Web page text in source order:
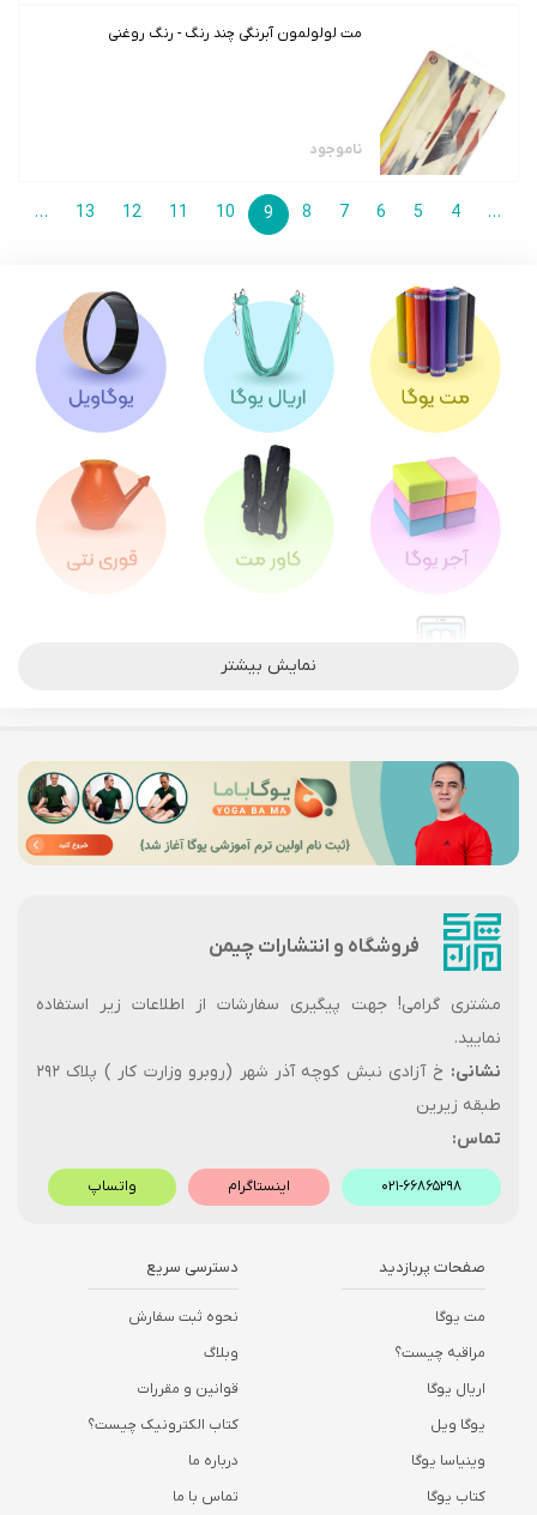
مت لولولمون آبرنگی چند رنگ - رنگ روغنی
ناموجود
…
4
5
6
7
8
9
10
11
12
13
…
نمایش بیشتر
فروشگاه و انتشارات چیمن
مشتری گرامی! جهت پیگیری سفارشات از اطلاعات زیر استفاده
نمایید.
نشانی:
خ آزادی نبش کوچه آذر شهر (روبرو وزارت کار ) پلاک ۲۹۲
طبقه زیرین
تماس:
۰۲۱-۶۶۸۶۵۲۹۸ اینستاگرام واتساپ
صفحات پربازدید
مت یوگا
مراقبه چیست؟
اریال یوگا
یوگا ویل
وینیاسا یوگا
کتاب یوگا
دسترسی سریع
نحوه ثبت سفارش
وبلاگ
قوانین و مقررات
کتاب الکترونیک چیست؟
درباره ما
تماس با ما